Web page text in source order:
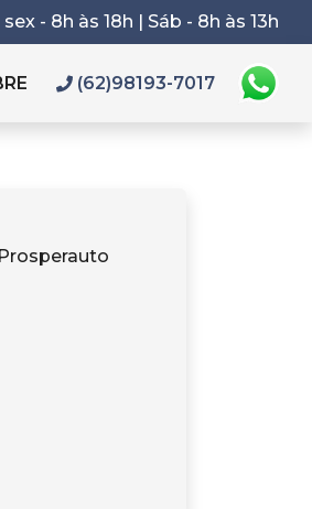
sex - 8h às 18h | Sáb - 8h às 13h
(62)98193-7017